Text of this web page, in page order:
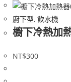
廚下型, 飲水機
櫥下冷熱加
NT$300